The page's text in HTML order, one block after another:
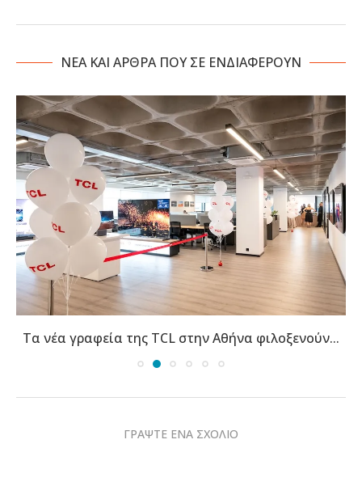
NΕΑ ΚΑΙ ΑΡΘΡΑ ΠΟΥ ΣΕ ΕΝΔΙΑΦΕΡΟΥΝ
Τα νέα γραφεία της TCL στην Αθήνα φιλοξενούν...
ΓΡΑΨΤΕ ΕΝΑ ΣΧΟΛΙΟ